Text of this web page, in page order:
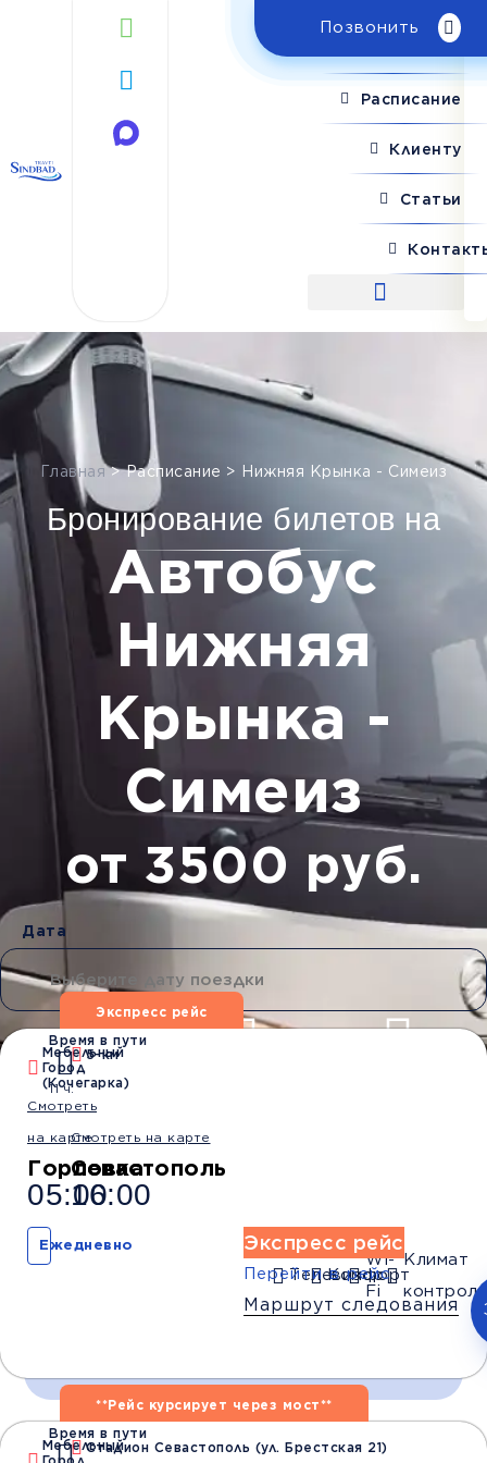
Позвонить
Расписание
Клиенту
Статьи
Главная >Расписание > Нижняя Крынка - Симеиз
Бронирование билетов на
Автобус
Нижняя
Крынка -
Симеиз
от 3500 руб.
Дата
Водители со
стажем от 10 лет
Обратный рейс
Экспресс рейс
Мебельный
Город
(Кочегарка)
Смотреть
на карте
Горловка
05:00
Время в пути
11 ч.
5-км
Смотреть на карте
Севастополь
16:00
Ежедневно
Телевизор
Комфорт
Wi-
Fi
Климат
контроль
Экспресс рейс
Перейти в рейс
Маршрут следования
Время и место отправления / прибытия:
**Рейс курсирует через мост**
Мебельный
Время в пути
Стадион Севастополь (ул. Брестская 21)